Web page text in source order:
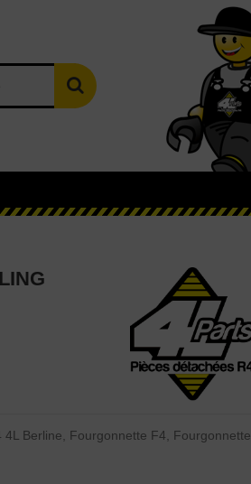
Berline, Fourgonnette F4, Fourgonnette